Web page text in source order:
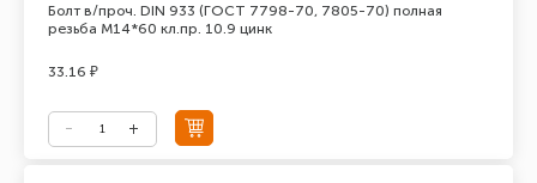
Болт в/проч. DIN 933 (ГОСТ 7798-70, 7805-70) полная
резьба М14*60 кл.пр. 10.9 цинк
33.16 ₽